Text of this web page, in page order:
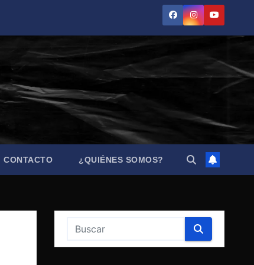
CONTACTO ¿QUIÉNES SOMOS?